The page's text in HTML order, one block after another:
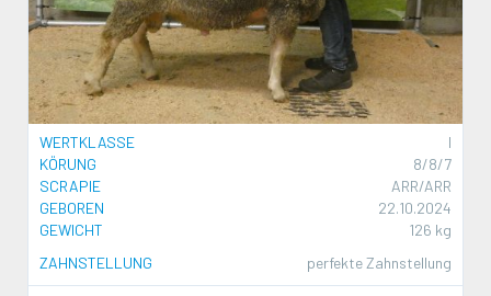
WERTKLASSE
I
KÖRUNG
8/8/7
SCRAPIE
ARR/ARR
GEBOREN
22.10.2024
GEWICHT
126 kg
ZAHNSTELLUNG
perfekte Zahnstellung